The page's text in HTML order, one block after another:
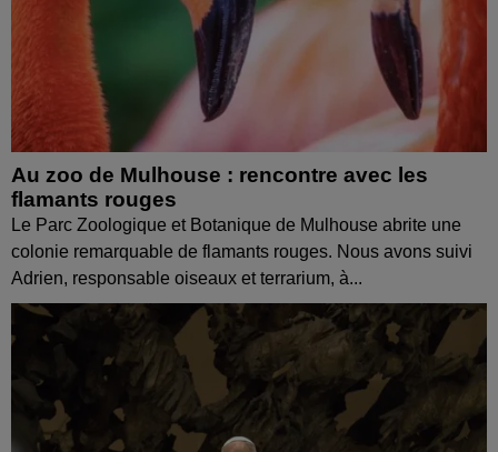
Au zoo de Mulhouse : rencontre avec les
flamants rouges
Le Parc Zoologique et Botanique de Mulhouse abrite une
colonie remarquable de flamants rouges. Nous avons suivi
Adrien, responsable oiseaux et terrarium, à...